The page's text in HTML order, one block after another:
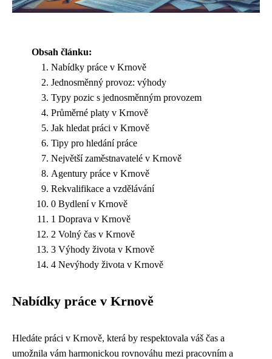
Obsah článku:
Nabídky práce v Krnově
Jednosměnný provoz: výhody
Typy pozic s jednosměnným provozem
Průměrné platy v Krnově
Jak hledat práci v Krnově
Tipy pro hledání práce
Největší zaměstnavatelé v Krnově
Agentury práce v Krnově
Rekvalifikace a vzdělávání
0 Bydlení v Krnově
1 Doprava v Krnově
2 Volný čas v Krnově
3 Výhody života v Krnově
4 Nevýhody života v Krnově
Nabídky práce v Krnově
Hledáte práci v Krnově, která by respektovala váš čas a
umožnila vám harmonickou rovnováhu mezi pracovním a